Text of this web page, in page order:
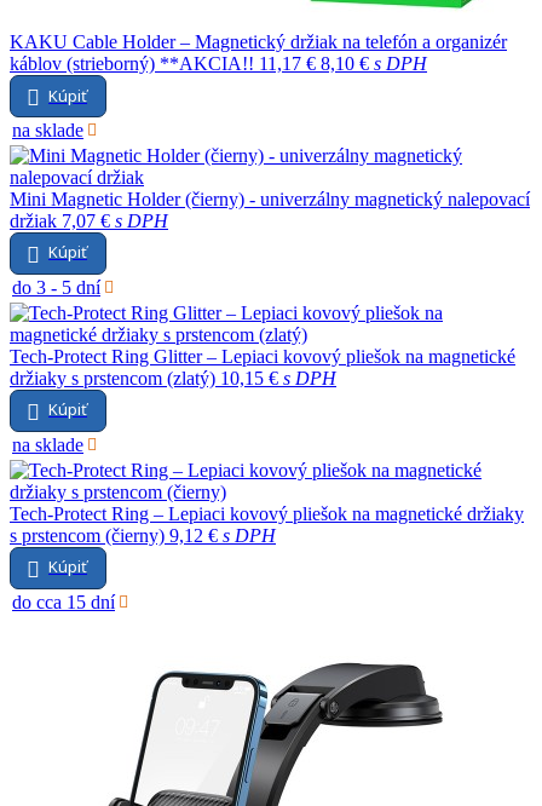
KAKU Cable Holder – Magnetický držiak na telefón a organizér
káblov (strieborný) **AKCIA!! 11,17 € 8,10 € s DPH
Kúpiť
na sklade
Mini Magnetic Holder (čierny) - univerzálny magnetický nalepovací
držiak 7,07 € s DPH
Kúpiť
do 3 - 5 dní
Tech-Protect Ring Glitter – Lepiaci kovový pliešok na magnetické
držiaky s prstencom (zlatý) 10,15 € s DPH
Kúpiť
na sklade
Tech-Protect Ring – Lepiaci kovový pliešok na magnetické držiaky
s prstencom (čierny) 9,12 € s DPH
Kúpiť
do cca 15 dní